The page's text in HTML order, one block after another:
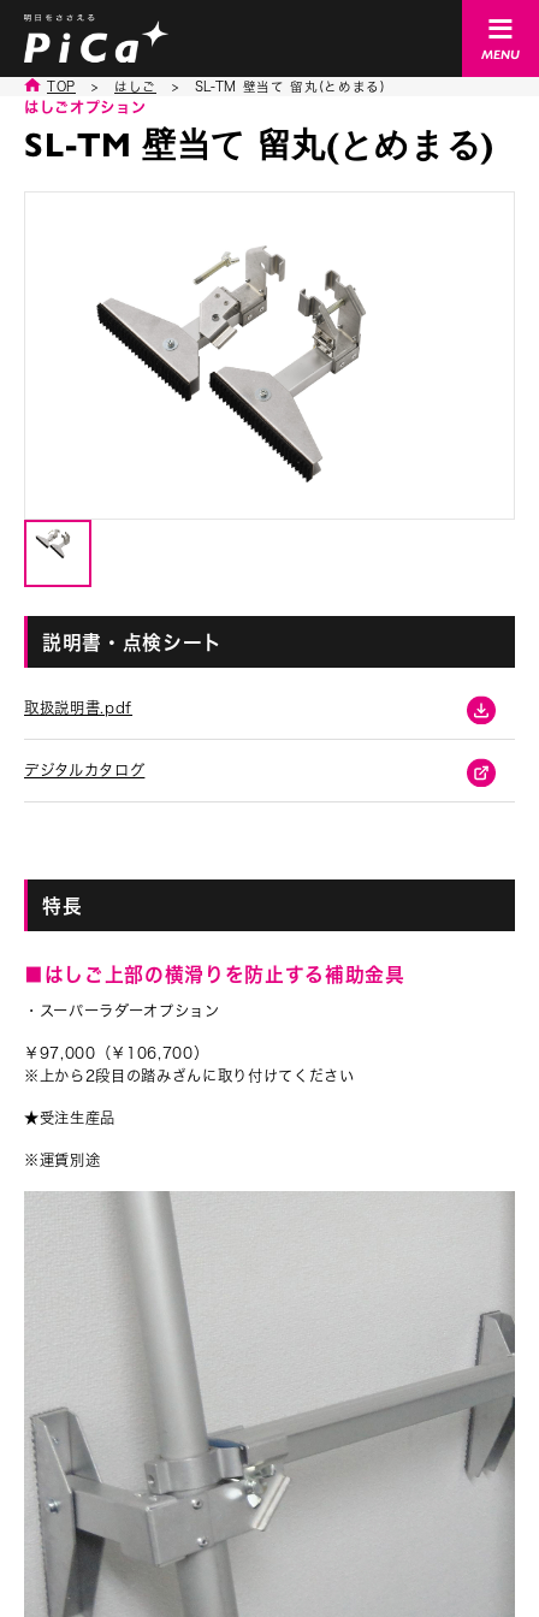
TOP > はしご > SL-TM 壁当て 留丸(とめまる)
SL-TM 壁当て 留丸(とめまる)
はしごオプション
説明書・点検シート
取扱説明書.pdf
デジタルカタログ
特長
■はしご上部の横滑りを防止する補助金具
・スーパーラダーオプション
￥97,000（￥106,700）
※上から2段目の踏みざんに取り付けてください
★受注生産品
※運賃別途